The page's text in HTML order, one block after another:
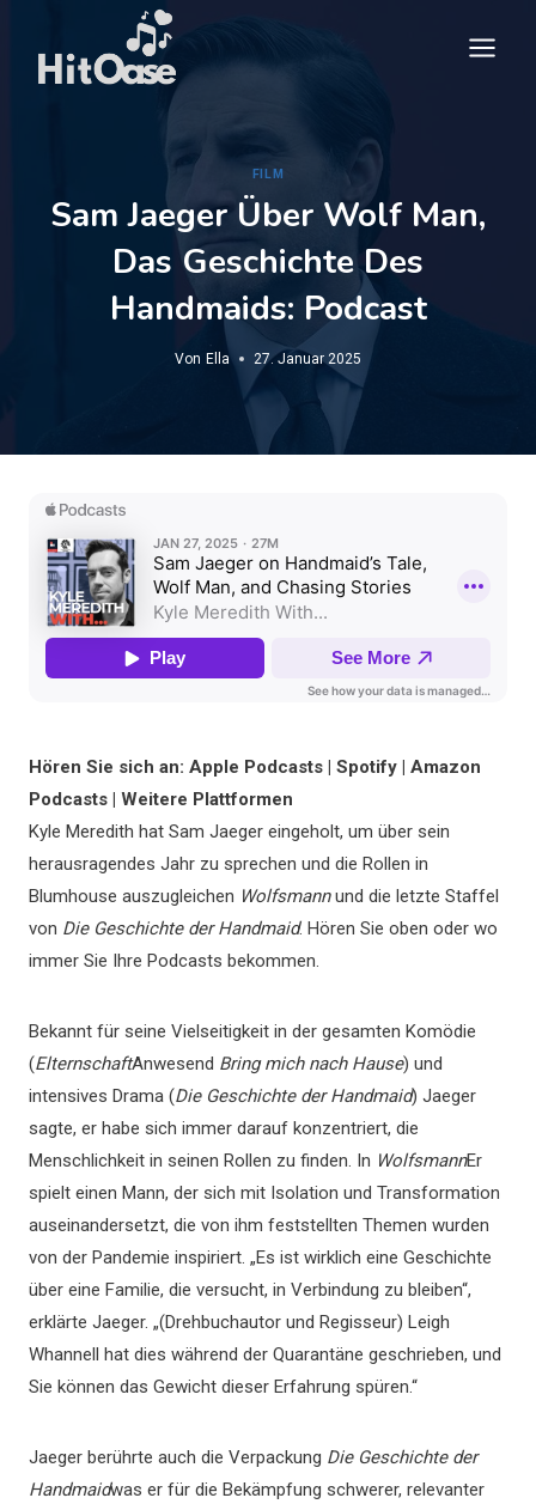
springen
FILM
Sam Jaeger Über Wolf Man,
Das Geschichte Des
Handmaids: Podcast
Von Ella 27. Januar 2025
Hören Sie sich an: Apple Podcasts | Spotify | Amazon
Podcasts | Weitere Plattformen
Kyle Meredith hat Sam Jaeger eingeholt, um über sein
herausragendes Jahr zu sprechen und die Rollen in
Blumhouse auszugleichen Wolfsmannund die letzte Staffel
von Die Geschichte der Handmaid. Hören Sie oben oder wo
immer Sie Ihre Podcasts bekommen.
Bekannt für seine Vielseitigkeit in der gesamten Komödie
(ElternschaftAnwesend Bring mich nach Hause) und
intensives Drama (Die Geschichte der Handmaid) Jaeger
sagte, er habe sich immer darauf konzentriert, die
Menschlichkeit in seinen Rollen zu finden. In WolfsmannEr
spielt einen Mann, der sich mit Isolation und Transformation
auseinandersetzt, die von ihm feststellten Themen wurden
von der Pandemie inspiriert. „Es ist wirklich eine Geschichte
über eine Familie, die versucht, in Verbindung zu bleiben“,
erklärte Jaeger. „(Drehbuchautor und Regisseur) Leigh
Whannell hat dies während der Quarantäne geschrieben, und
Sie können das Gewicht dieser Erfahrung spüren.“
Jaeger berührte auch die Verpackung Die Geschichte der
Handmaidwas er für die Bekämpfung schwerer, relevanter